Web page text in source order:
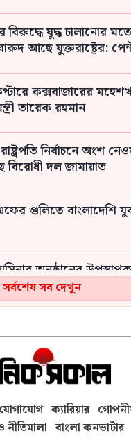
বিরুদ্ধে যুদ্ধ চালানোর
আছে যুক্তরাষ্ট্রের:
কক্সবাজারের
তারেক রহমান
নির্বাচনে অংশ
বিরোধী দল জামায়াত
গুলিতে বাংলাদেশি
অনুষ্ঠানের
আলোচনা
খবরকে ‘কাল্পনিক ও
না বিরোধী দল কিসের
করে: মাহমুদুর রহমান
সর্বশেষ সব দেখুন
যোগাযোগ ক্যারিয়ার
নীতিমালা বাংলা কনভার্টার